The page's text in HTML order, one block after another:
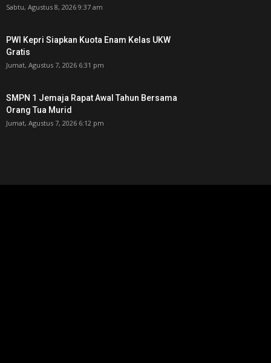
Sabtu, Agustus 8, 2026 9:37 am
PWI Kepri Siapkan Kuota Enam Kelas UKW
Gratis
Jumat, Agustus 7, 2026 6:31 pm
SMPN 1 Jemaja Rapat Awal Tahun Bersama
Orang Tua Murid ‎
Jumat, Agustus 7, 2026 6:12 pm